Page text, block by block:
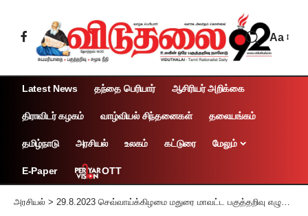
Aa
Latest News தந்தை பெரியார் ஆசிரியர் அறிக்கை
திராவிடர் கழகம் வாழ்வியல் சிந்தனைகள் தலையங்கம்
தமிழ்நாடு அரசியல் உலகம் கட்டுரை மேலும்
E-Paper OTT
அரசியல் > 29.8.2023 செவ்வாய்க்கிழமை மதுரை மாவட்ட பகுத்தறிவு எழுத்தாளர் மன்றம், பகுத்தறிவாளர் கழகம் நடத்தும் அறிவியல் மனப்பான்மை விழிப்புணர்வு கருத்தரங்கம்